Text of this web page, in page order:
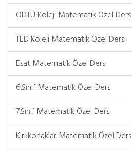
ODTÜ Koleji Matematik Özel Ders
TED Koleji Matematik Özel Ders
Esat Matematik Özel Ders
6.Sınıf Matematik Özel Ders
7.Sınıf Matematik Özel Ders
Kırkkonaklar Matematik Özel Ders